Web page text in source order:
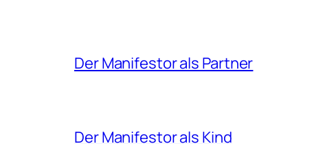
Der Manifestor als Partner
Der Manifestor als Kind